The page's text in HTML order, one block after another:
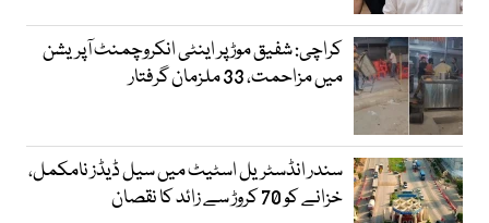
کراچی: شفیق موڑ پر اینٹی انکروچمنٹ آپریشن
میں مزاحمت، 33 ملزمان گرفتار
سندر انڈسٹریل اسٹیٹ میں سیل ڈیڈز نامکمل،
خزانے کو 70 کروڑ سے زائد کا نقصان